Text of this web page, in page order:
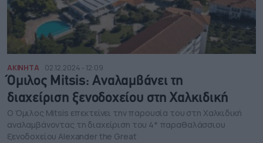
ΑΚΙΝΗΤΑ 02.12.2024 - 12:09
Όμιλος Mitsis: Αναλαμβάνει τη
διαχείριση ξενοδοχείου στη Χαλκιδική
Ο Όμιλος Mitsis επεκτείνει την παρουσία του στη Χαλκιδική
αναλαμβάνοντας τη διαχείριση του 4* παραθαλάσσιου
ξενοδοχείου Alexander the Great